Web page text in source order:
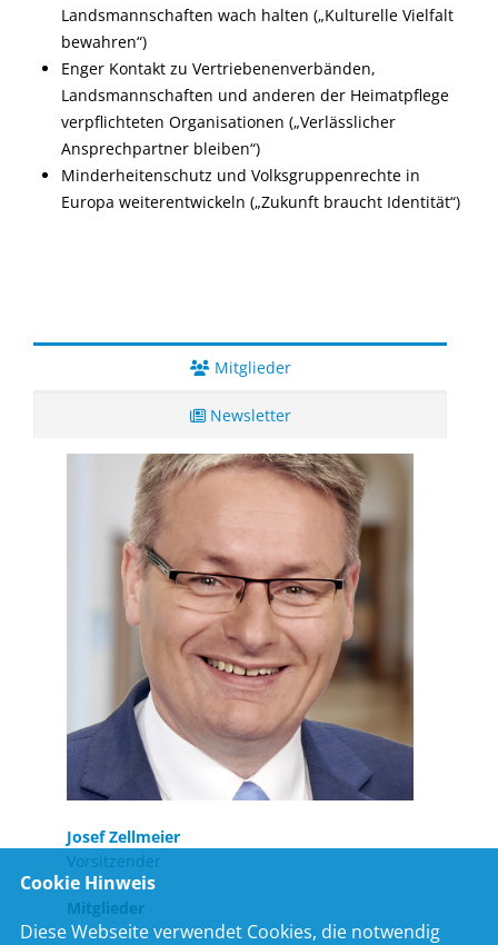
Landsmannschaften wach halten („Kulturelle Vielfalt
bewahren“)
Enger Kontakt zu Vertriebenenverbänden,
Landsmannschaften und anderen der Heimatpflege
verpflichteten Organisationen („Verlässlicher
Ansprechpartner bleiben“)
Minderheitenschutz und Volksgruppenrechte in
Europa weiterentwickeln („Zukunft braucht Identität“)
Mitglieder
Newsletter
Josef Zellmeier
Vorsitzender
Mitglieder
Cookie Hinweis
Diese Webseite verwendet Cookies, die notwendig